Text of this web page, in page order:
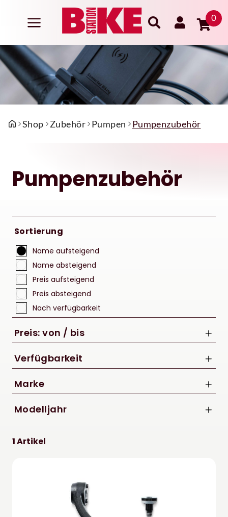
0
Shop Zubehör Pumpen Pumpenzubehör
Pumpenzubehör
Sortierung
Name aufsteigend
Name absteigend
Preis aufsteigend
Preis absteigend
Nach verfügbarkeit
Preis: von / bis
Verfügbarkeit
Marke
Acid
Modelljahr
1 Artikel